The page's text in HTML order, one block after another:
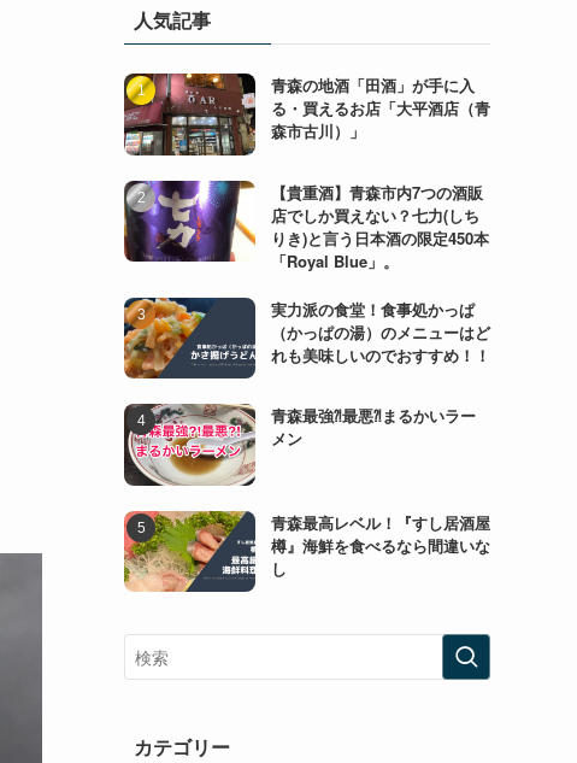
人気記事
青森の地酒「田酒」が手に入
る・買えるお店「大平酒店（青
森市古川）」
【貴重酒】青森市内7つの酒販
店でしか買えない？七力(しち
りき)と言う日本酒の限定450本
「Royal Blue」。
実力派の食堂！食事処かっぱ
（かっぱの湯）のメニューはど
れも美味しいのでおすすめ！！
青森最強⁈最悪⁈まるかいラー
メン
青森最高レベル！『すし居酒屋
樽』海鮮を食べるなら間違いな
し
カテゴリー